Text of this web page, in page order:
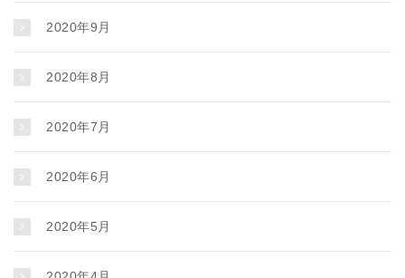
2020年9月
2020年8月
2020年7月
2020年6月
2020年5月